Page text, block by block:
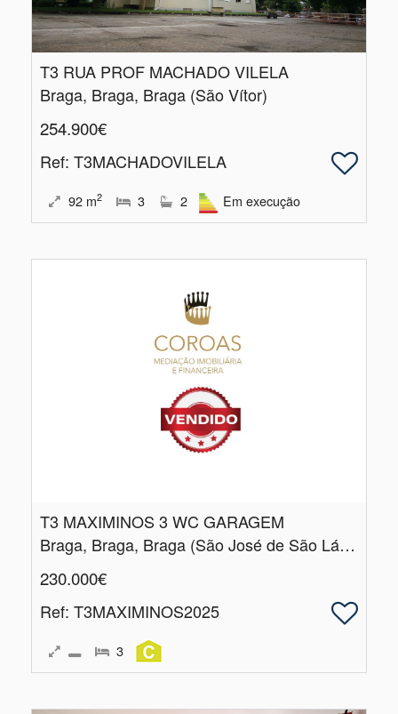
T3 RUA PROF MACHADO VILELA
Braga, Braga, Braga (São Vítor)
254.900€
Ref: T3MACHADOVILELA
92 m2 3 2 Em execução
T3 MAXIMINOS 3 WC GARAGEM
Braga, Braga, Braga (São José de São Lázaro e São João do Souto)
230.000€
Ref: T3MAXIMINOS2025
3